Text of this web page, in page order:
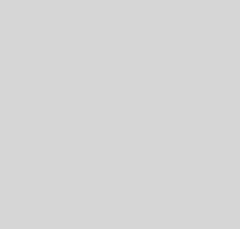
21:26 ┋ TBMM Adalet Komisyonu’nda